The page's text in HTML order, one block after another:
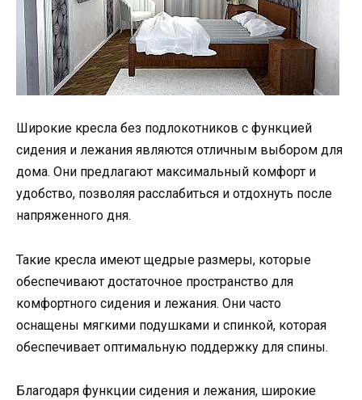
Широкие кресла без подлокотников с функцией
сидения и лежания являются отличным выбором для
дома. Они предлагают максимальный комфорт и
удобство, позволяя расслабиться и отдохнуть после
напряженного дня.
Такие кресла имеют щедрые размеры, которые
обеспечивают достаточное пространство для
комфортного сидения и лежания. Они часто
оснащены мягкими подушками и спинкой, которая
обеспечивает оптимальную поддержку для спины.
Благодаря функции сидения и лежания, широкие